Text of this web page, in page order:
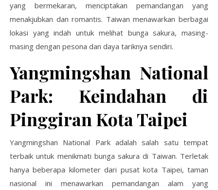
yang bermekaran, menciptakan pemandangan yang
menakjubkan dan romantis. Taiwan menawarkan berbagai
lokasi yang indah untuk melihat bunga sakura, masing-
masing dengan pesona dan daya tariknya sendiri.
Yangmingshan National
Park: Keindahan di
Pinggiran Kota Taipei
Yangmingshan National Park adalah salah satu tempat
terbaik untuk menikmati bunga sakura di Taiwan. Terletak
hanya beberapa kilometer dari pusat kota Taipei, taman
nasional ini menawarkan pemandangan alam yang